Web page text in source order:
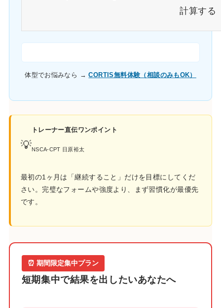
計算する
体型でお悩みなら →CORTIS無料体験（相談のみもOK）
💡
トレーナー直伝ワンポイント
NSCA-CPT 日原裕太
最初の1ヶ月は「継続すること」だけを目標にしてくだ
さい。完璧なフォームや強度より、まず習慣化が最優先
です。
⏰ 期間限定集中プラン
短期集中で結果を出したいあなたへ